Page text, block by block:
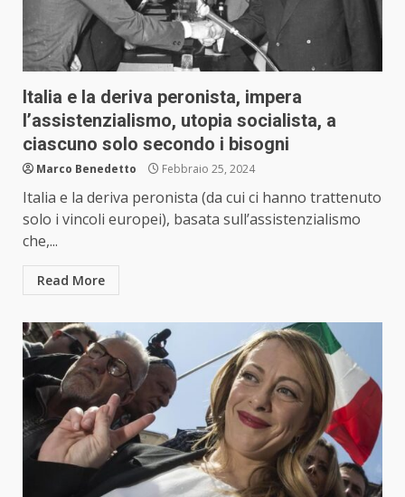
Italia e la deriva peronista, impera
l’assistenzialismo, utopia socialista, a
ciascuno solo secondo i bisogni
Marco Benedetto Febbraio 25, 2024
Italia e la deriva peronista (da cui ci hanno trattenuto
solo i vincoli europei), basata sull’assistenzialismo
che,...
Read More